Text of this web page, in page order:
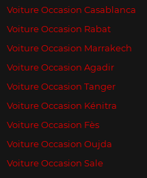
Voiture Occasion Casablanca
Voiture Occasion Rabat
Voiture Occasion Marrakech
Voiture Occasion Agadir
Voiture Occasion Tanger
Voiture Occasion Kénitra
Voiture Occasion Fès
Voiture Occasion Oujda
Voiture Occasion Sale